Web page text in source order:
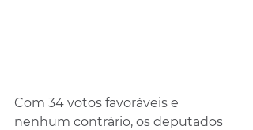
Com 34 votos favoráveis e
nenhum contrário, os deputados